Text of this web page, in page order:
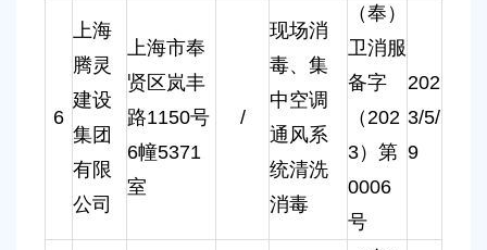
6
上海
腾灵
建设
集团
有限
公司
上海市奉
贤区岚丰
路1150号
6幢5371
室
/
现场消
毒、集
中空调
通风系
统清洗
消毒
（奉）
卫消服
备字
（202
3）第
0006
号
202
3/5/
9